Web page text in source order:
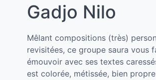
Gadjo Nilo
Mêlant compositions (très)
revisitées, ce groupe saura vous
émouvoir avec ses textes
est colorée, métissée, bien